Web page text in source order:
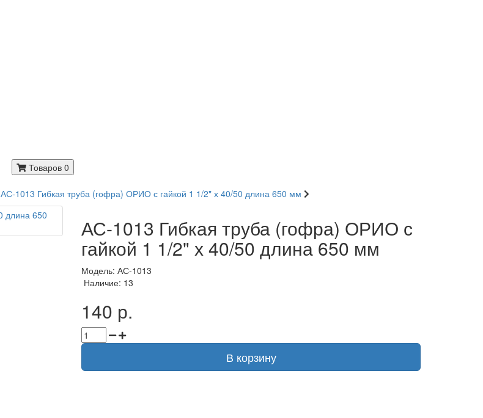
Товаров 0
АС-1013 Гибкая труба (гофра) ОРИО с гайкой 1 1/2" х 40/50 длина 650 мм
АС-1013 Гибкая труба (гофра) ОРИО с
гайкой 1 1/2" х 40/50 длина 650 мм
Модель: АС-1013
Наличие: 13
140 р.
В корзину